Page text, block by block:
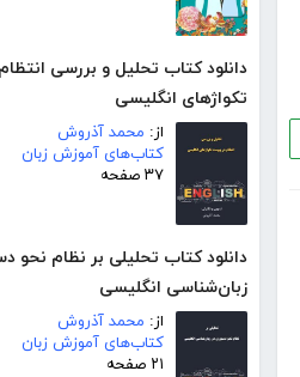
دانلود کتاب تحلیل و بررسی
تکواژهای انگلیسی
از: محمد آذروش
کتاب‌های آموزش زبان
۳۷ صفحه
دانلود کتاب تحلیلی بر نظام نحو
زبان‌شناسی انگلیسی
از: محمد آذروش
کتاب‌های آموزش زبان
۲۱ صفحه